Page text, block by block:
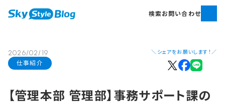
検索お問い合わせ
仕事紹介
2026/02/19 ＼シェアをお願いします！／
【管理本部​ 管理部​】事務サポート課の​